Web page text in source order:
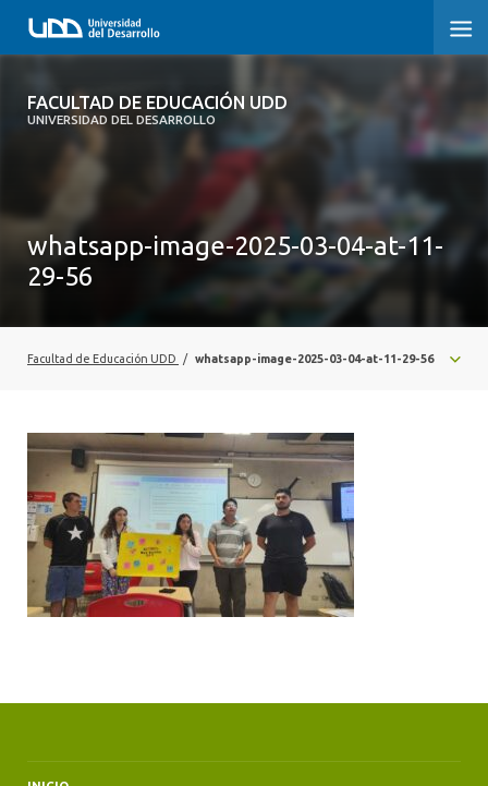
FACULTAD DE EDUCACIÓN UDD
UNIVERSIDAD DEL DESARROLLO
FACULTAD DE EDUCACIÓN UDD
CARRERAS
VINCULACIÓN CON EL MEDIO
ALUMNI
whatsapp-image-2025-03-04-at-11-
29-56
Facultad de Educación UDD / whatsapp-image-2025-03-04-at-11-29-56